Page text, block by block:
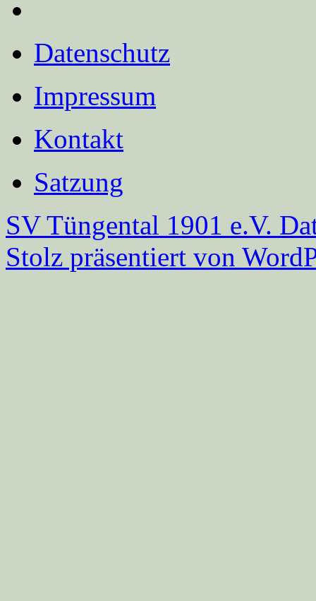
Datenschutz
Impressum
Kontakt
Satzung
SV Tüngental 1901 e.V.
Stolz präsentiert von